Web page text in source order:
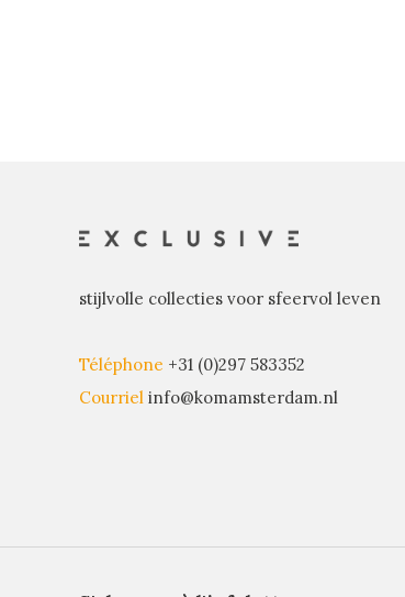
stijlvolle collecties voor sfeervol leven
Téléphone +31 (0)297 583352
Courriel info@komamsterdam.nl